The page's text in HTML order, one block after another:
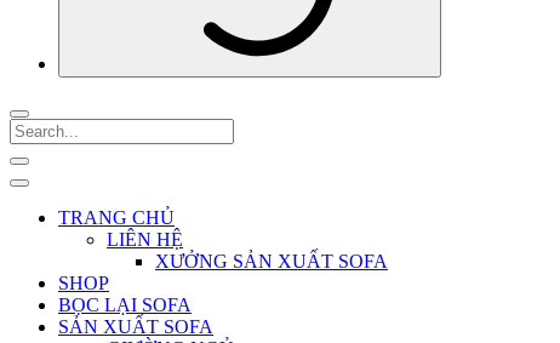
TRANG CHỦ
LIÊN HỆ
XƯỞNG SẢN XUẤT SOFA
SHOP
BỌC LẠI SOFA
SẢN XUẤT SOFA